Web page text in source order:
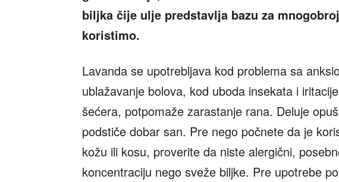
biljka čije ulje predstavlja bazu za
koristimo.
Lavanda se upotrebljava kod problema sa
ublažavanje bolova, kod uboda insekata i
šećera, potpomaže zarastanje rana. Deluje
podstiče dobar san. Pre nego počnete da je
kožu ili kosu, proverite da niste alergični,
koncentraciju nego sveže biljke. Pre upotrebe